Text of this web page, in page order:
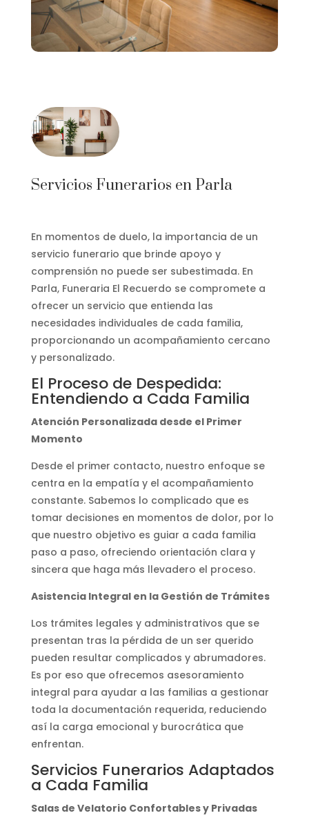
Servicios Funerarios en Parla
En momentos de duelo, la importancia de un
servicio funerario que brinde apoyo y
comprensión no puede ser subestimada. En
Parla, Funeraria El Recuerdo se compromete a
ofrecer un servicio que entienda las
necesidades individuales de cada familia,
proporcionando un acompañamiento cercano
y personalizado.
El Proceso de Despedida:
Entendiendo a Cada Familia
Atención Personalizada desde el Primer
Momento
Desde el primer contacto, nuestro enfoque se
centra en la empatía y el acompañamiento
constante. Sabemos lo complicado que es
tomar decisiones en momentos de dolor, por lo
que nuestro objetivo es guiar a cada familia
paso a paso, ofreciendo orientación clara y
sincera que haga más llevadero el proceso.
Asistencia Integral en la Gestión de Trámites
Los trámites legales y administrativos que se
presentan tras la pérdida de un ser querido
pueden resultar complicados y abrumadores.
Es por eso que ofrecemos asesoramiento
integral para ayudar a las familias a gestionar
toda la documentación requerida, reduciendo
así la carga emocional y burocrática que
enfrentan.
Servicios Funerarios Adaptados
a Cada Familia
Salas de Velatorio Confortables y Privadas